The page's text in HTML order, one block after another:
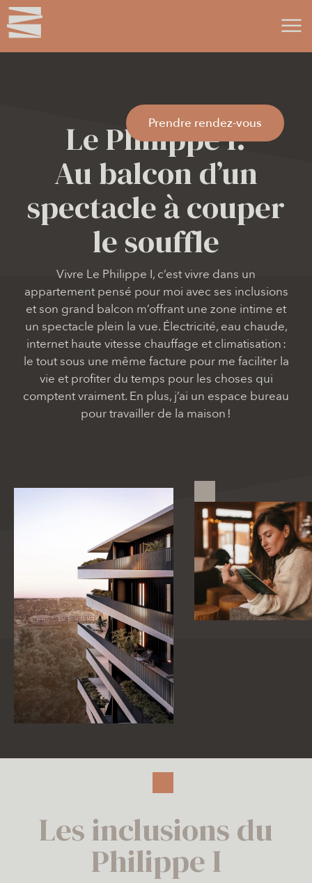
Le Philippe I:
Au balcon d’un
spectacle à couper
le souffle
Vivre Le Philippe I, c’est vivre dans un
appartement pensé pour moi avec ses inclusions
et son grand balcon m’offrant une zone intime et
un spectacle plein la vue. Électricité, eau chaude,
internet haute vitesse chauffage et climatisation :
le tout sous une même facture pour me faciliter la
vie et profiter du temps pour les choses qui
comptent vraiment. En plus, j’ai un espace bureau
pour travailler de la maison !
Les inclusions du
Philippe I
Prendre rendez-vous